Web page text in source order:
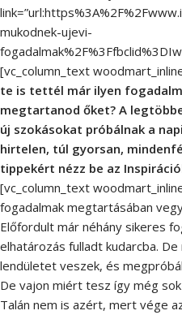
mukodnek-ujevi-
[vc_column_text
te is tettél már ilyen
megtartanod őket? A
új szokásokat próbálnak a
hirtelen, túl gyorsan,
tippekért nézz be az
[vc_column_text
fogadalmak megtartásában
Előfordult már néhány sikeres
elhatározás fulladt kudarcba.
lendületet veszek, és
De vajon miért tesz így még
Talán nem is azért, mert vége